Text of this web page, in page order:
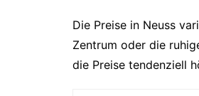
Die Preise in Neuss
Zentrum oder die
die Preise tendenziell